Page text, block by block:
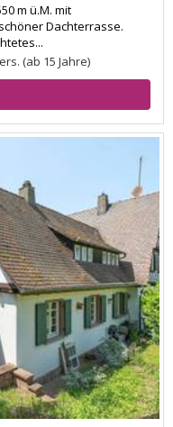
m ü.M. mit
Dachterrasse.
(ab 15 Jahre)